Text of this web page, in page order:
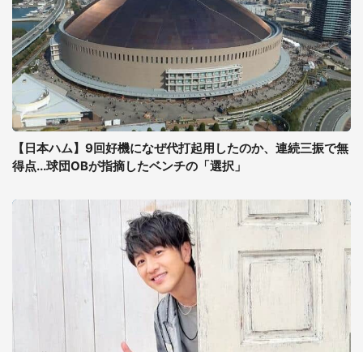
【日本ハム】9回好機になぜ代打起用したのか、連続三振で無
得点...球団OBが指摘したベンチの「選択」